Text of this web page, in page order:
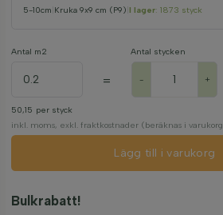
5-10cm Kruka 9x9 cm (P9) I lager: 1873 styck
Antal m2
=
Antal stycken
- +
50,15 per styck
inkl. moms, exkl. fraktkostnader (beräknas i
Lägg till i varukorg
Bulkrabatt!